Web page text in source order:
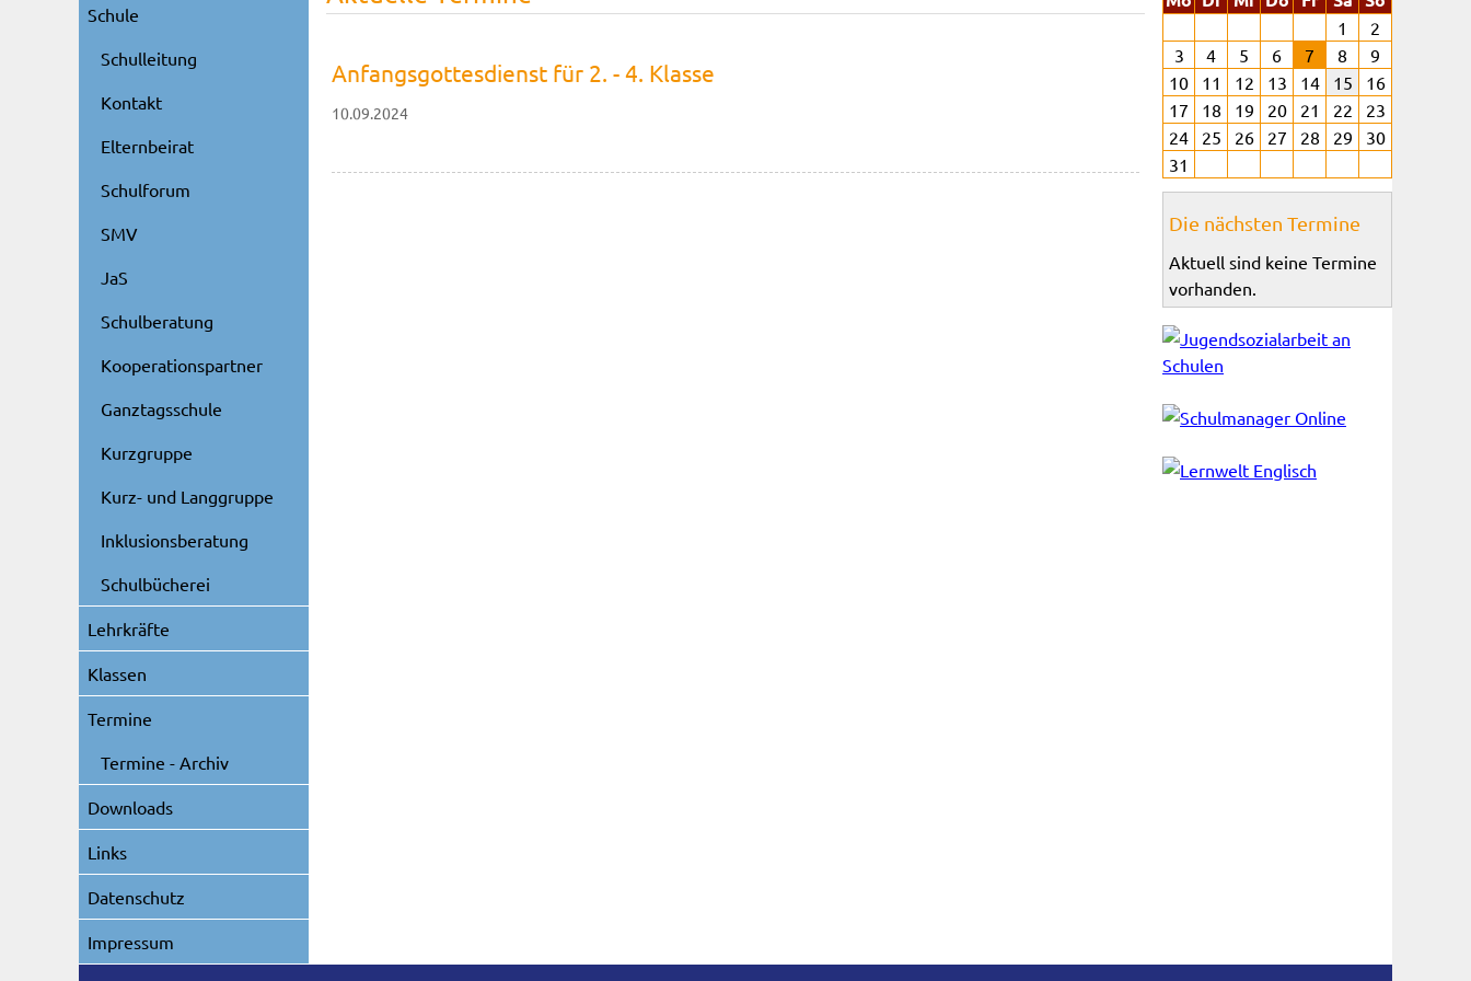
Anfangsgottesdienst für 2. - 4. Klasse
10.09.2024
Schule
Schulleitung
Kontakt
Elternbeirat
Schulforum
SMV
JaS
Schulberatung
Kooperationspartner
Ganztagsschule
Kurzgruppe
Kurz- und Langgruppe
Inklusionsberatung
Schulbücherei
Lehrkräfte
Klassen
Termine
Termine - Archiv
Downloads
Links
Datenschutz
Impressum
1
2
3
4 5 6 7 8
9
10
11 12 13 14 15
16
17
18 19 20 21 22
23
24
25 26 27 28 29
30
31
Die nächsten Termine
Aktuell sind keine Termine
vorhanden.